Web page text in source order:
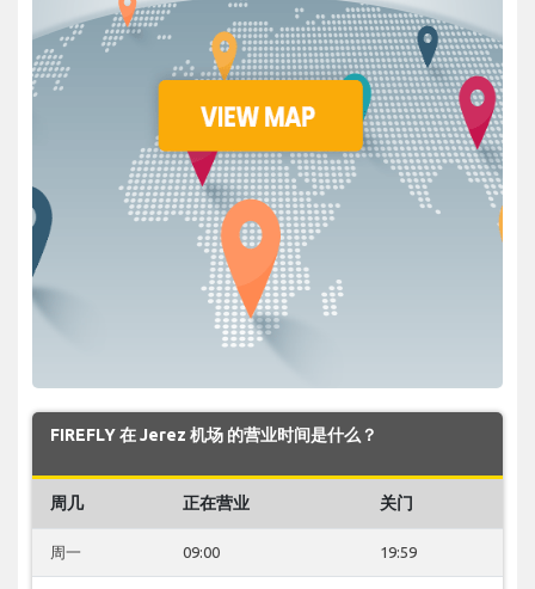
FIREFLY 在 Jerez 机场 的营业时间是什么？
周几 正在营业 关门
周一 09:00 19:59